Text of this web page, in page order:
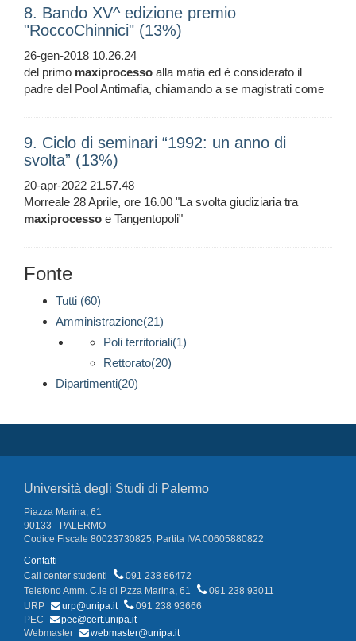
8. Bando XV^ edizione premio
"RoccoChinnici" (13%)
26-gen-2018 10.26.24
del primo maxiprocesso alla mafia ed è considerato il
padre del Pool Antimafia, chiamando a se magistrati come
9. Ciclo di seminari “1992: un anno di
svolta” (13%)
20-apr-2022 21.57.48
Morreale 28 Aprile, ore 16.00 "La svolta giudiziaria tra
maxiprocesso e Tangentopoli"
Fonte
Tutti (60)
Amministrazione(21)
Poli territoriali(1)
Rettorato(20)
Dipartimenti(20)
Università degli Studi di Palermo
Piazza Marina, 61
90133 - PALERMO
Codice Fiscale 80023730825, Partita IVA 00605880822
Contatti
Call center studenti
091 238 86472
Telefono Amm. C.le di P.zza Marina, 61
091 238 93011
URP
urp@unipa.it
091 238 93666
PEC
pec@cert.unipa.it
Webmaster
webmaster@unipa.it